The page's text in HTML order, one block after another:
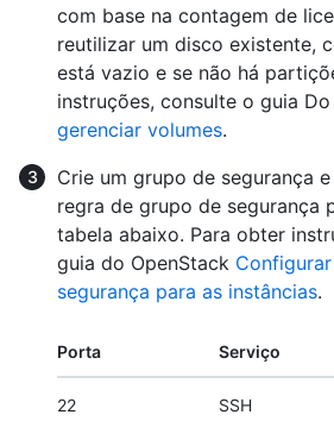
com base na contagem de
reutilizar um disco existente,
está vazio e se não há
instruções, consulte o guia
gerenciar volumes.
Crie um grupo de segurança
regra de grupo de segurança
tabela abaixo. Para obter
guia do OpenStack
segurança para as instâncias.
Porta Serviço
22 SSH